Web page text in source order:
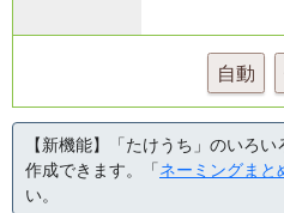
自動
【新機能】「たけうち」のいろ
作成できます。「ネーミングまと
い。